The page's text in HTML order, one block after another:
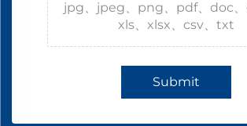
jpg、jpeg、png、pdf、doc、
xls、xlsx、csv、txt
Submit